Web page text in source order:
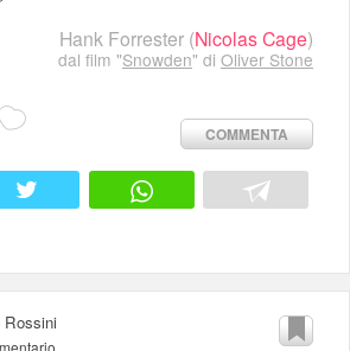
Hank Forrester (Nicolas Cage)
dal film "Snowden" di Oliver Stone
COMMENTA
Rossini